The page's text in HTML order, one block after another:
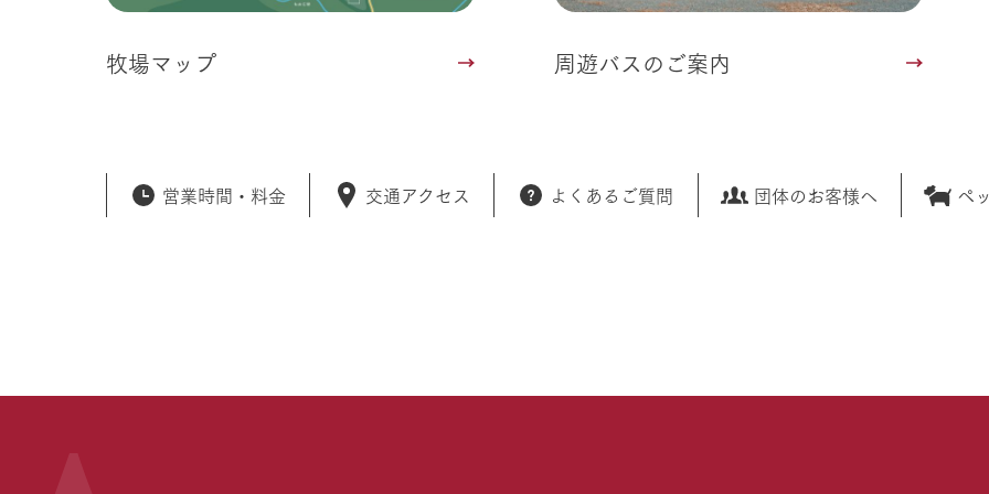
牧場マップ 周遊バスのご案内
営業時間・料金 交通アクセス よくあるご質問 団体のお客様へ ペ